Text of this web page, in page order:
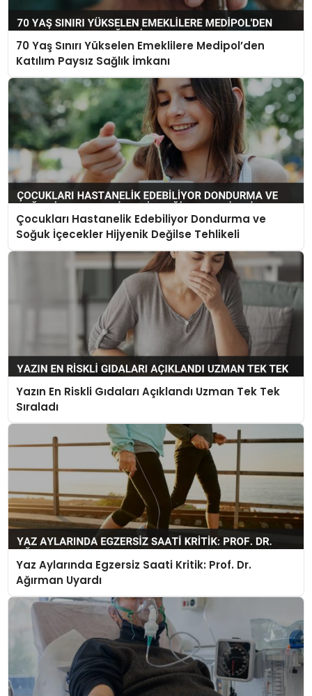
70 Yaş Sınırı Yükselen Emeklilere Medipol’den
Katılım Paysız Sağlık İmkanı
Çocukları Hastanelik Edebiliyor Dondurma ve
Soğuk İçecekler Hijyenik Değilse Tehlikeli
Yazın En Riskli Gıdaları Açıklandı Uzman Tek Tek
Sıraladı
Yaz Aylarında Egzersiz Saati Kritik: Prof. Dr.
Ağırman Uyardı